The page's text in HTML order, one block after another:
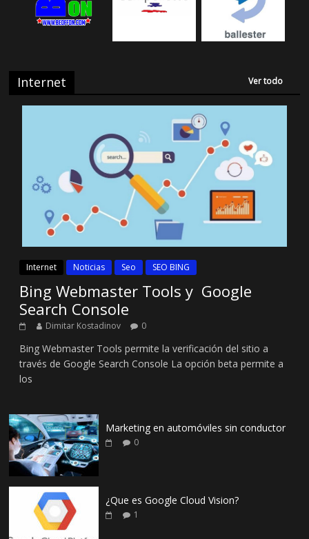
Internet Ver todo
Internet Noticias Seo SEO BING
Bing Webmaster Tools y Google
Search Console
Dimitar Kostadinov 0
Bing Webmaster Tools permite la verificación del sitio a
través de Google Search Console La opción beta permite a
los
Marketing en automóviles sin conductor
0
¿Que es Google Cloud Vision?
1